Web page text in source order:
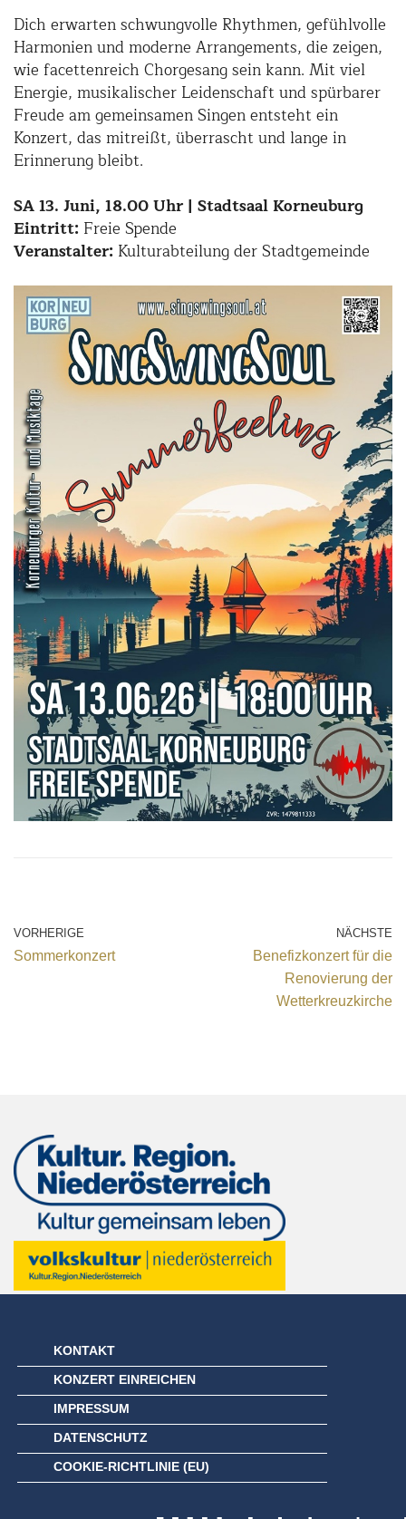
Dich erwarten schwungvolle Rhythmen, gefühlvolle
Harmonien und moderne Arrangements, die zeigen,
wie facettenreich Chorgesang sein kann. Mit viel
Energie, musikalischer Leidenschaft und spürbarer
Freude am gemeinsamen Singen entsteht ein
Konzert, das mitreißt, überrascht und lange in
Erinnerung bleibt.
SA 13. Juni, 18.00 Uhr | Stadtsaal Korneuburg
Eintritt: Freie Spende
Veranstalter: Kulturabteilung der Stadtgemeinde
VORHERIGE
Sommerkonzert
NÄCHSTE
Benefizkonzert für die
Renovierung der
Wetterkreuzkirche
KONTAKT
KONZERT EINREICHEN
IMPRESSUM
DATENSCHUTZ
COOKIE-RICHTLINIE (EU)